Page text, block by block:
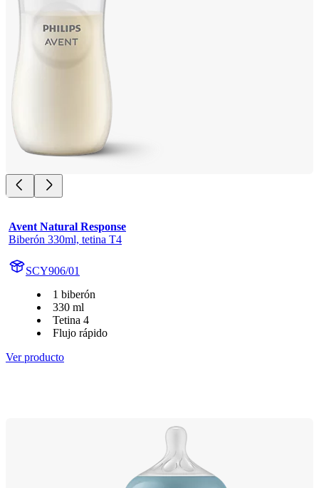
Avent Natural Response
Biberón 330ml, tetina T4
SCY906/01
1 biberón
330 ml
Tetina 4
Flujo rápido
Ver producto